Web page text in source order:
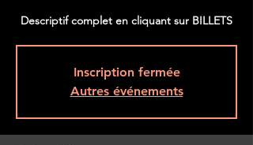
Descriptif complet en cliquant sur BILLETS
Inscription fermée
Autres événements